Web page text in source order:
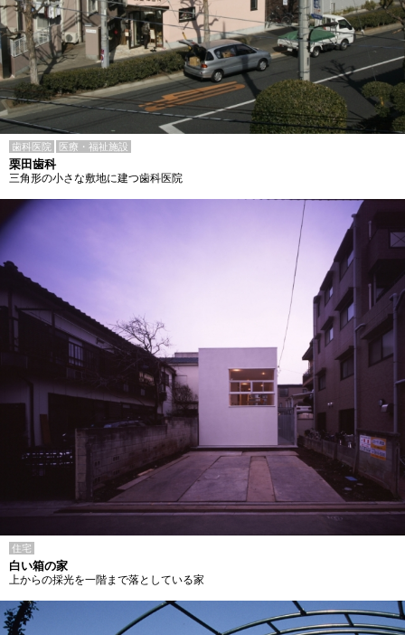
歯科医院 医療・福祉施設
栗田歯科
三角形の小さな敷地に建つ歯科医院
住宅
白い箱の家
上からの採光を一階まで落としている家